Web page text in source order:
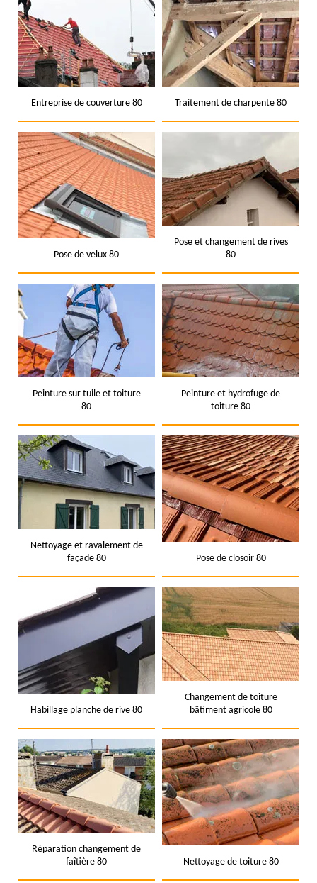
Entreprise de couverture 80 Traitement de charpente 80
Pose de velux 80
Pose et changement de rives
80
Peinture sur tuile et toiture
80
Peinture et hydrofuge de
toiture 80
Nettoyage et ravalement de
façade 80
Pose de closoir 80
Habillage planche de rive 80
Changement de toiture
bâtiment agricole 80
Réparation changement de
faîtière 80
Nettoyage de toiture 80